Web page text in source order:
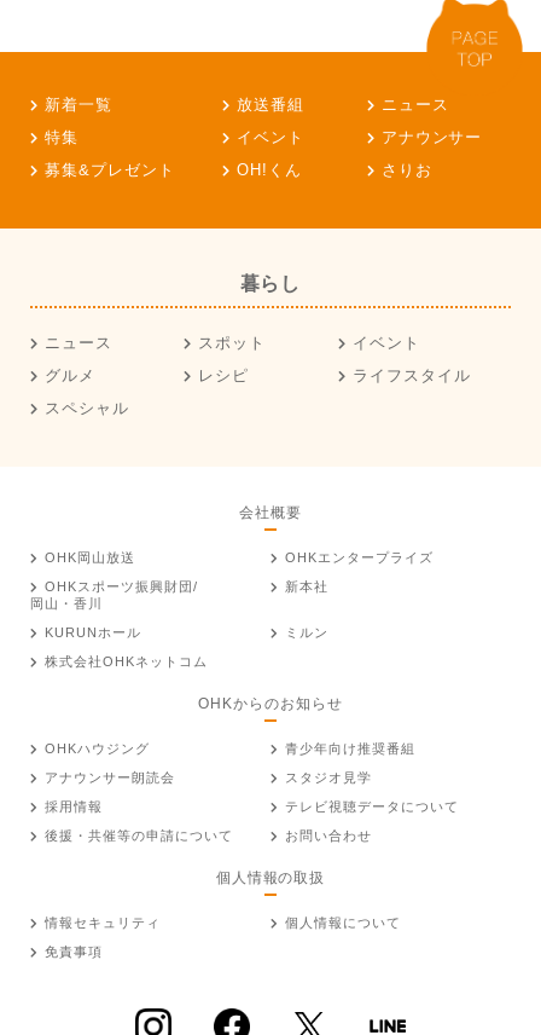
新着一覧 放送番組
ニュース
特集
イベント
アナウンサー
募集&プレゼント
OH!くん さりお
暮らし
ニュース スポット
イベント
グルメ
レシピ
ライフスタイル
スペシャル
会社概要
OHK岡山放送
OHKエンタープライズ
OHKスポーツ振興財団/
岡山・香川
新本社
KURUNホール
ミルン
株式会社OHKネットコム
OHKからのお知らせ
OHKハウジング
青少年向け推奨番組
アナウンサー朗読会
スタジオ見学
採用情報
テレビ視聴データについて
後援・共催等の申請について
お問い合わせ
個人情報の取扱
情報セキュリティ
個人情報について
免責事項